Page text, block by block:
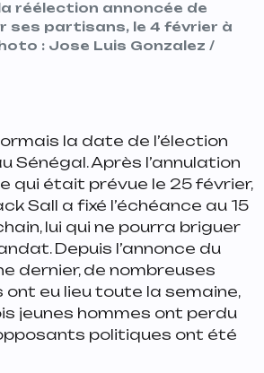
réélection annoncée de
ses partisans, le 4 février à
: Jose Luis Gonzalez /
la date de l’élection
Sénégal. Après l’annulation
qui était prévue le 25 février,
Sall a fixé l’échéance au 15
lui qui ne pourra briguer
Depuis l’annonce du
dernier, de nombreuses
eu lieu toute la semaine,
jeunes hommes ont perdu
politiques ont été